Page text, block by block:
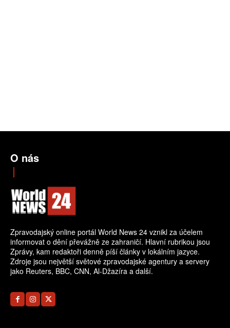
O nás
Zpravodajský online portál World News 24 vznikl za účelem
informovat o dění převážně ze zahraničí. Hlavní rubrikou jsou
Zprávy, kam redaktoři denně píší články v lokálním jazyce.
Zdroje jsou největší světové zpravodajské agentury a servery
jako Reuters, BBC, CNN, Al-Džazíra a další.